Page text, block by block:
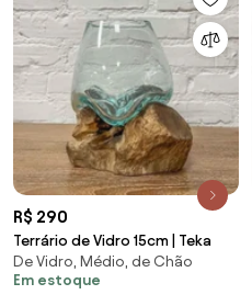
R$ 290
Terrário de Vidro 15cm | Teka
De Vidro, Médio, de Chão
Em estoque